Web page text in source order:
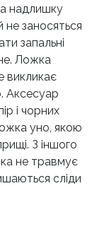
надлишку
не заносяться
запальні
Ложка
викликає
Аксесуар
і чорних
уно, якою
З іншого
не травмує
сліди